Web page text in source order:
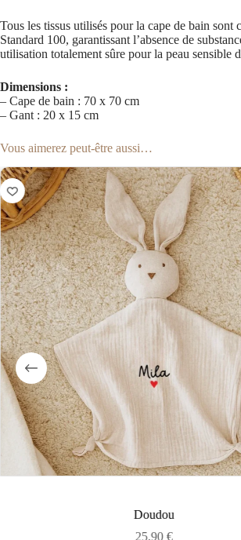
Tous les tissus utilisés pour la cape de bain
Standard 100, garantissant l’absence de
utilisation totalement sûre pour la peau sensible
Dimensions :
– Cape de bain : 70 x 70 cm
– Gant : 20 x 15 cm
Vous aimerez peut-être aussi…